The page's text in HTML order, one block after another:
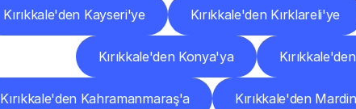
Kırıkkale'den Kayseri'ye Kırıkkale'den Kırklareli'ye
Kırıkkale'den Konya'ya
Kırıkkale'den Kahramanmaraş'a Kırıkkale'den